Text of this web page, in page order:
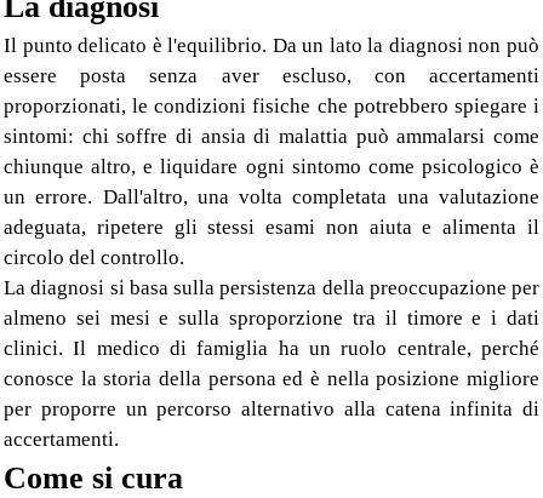
La diagnosi
Il punto delicato è l'equilibrio. Da un lato la diagnosi non può
essere posta senza aver escluso, con accertamenti
proporzionati, le condizioni fisiche che potrebbero spiegare i
sintomi: chi soffre di ansia di malattia può ammalarsi come
chiunque altro, e liquidare ogni sintomo come psicologico è
un errore. Dall'altro, una volta completata una valutazione
adeguata, ripetere gli stessi esami non aiuta e alimenta il
circolo del controllo.
La diagnosi si basa sulla persistenza della preoccupazione per
almeno sei mesi e sulla sproporzione tra il timore e i dati
clinici. Il medico di famiglia ha un ruolo centrale, perché
conosce la storia della persona ed è nella posizione migliore
per proporre un percorso alternativo alla catena infinita di
accertamenti.
Come si cura